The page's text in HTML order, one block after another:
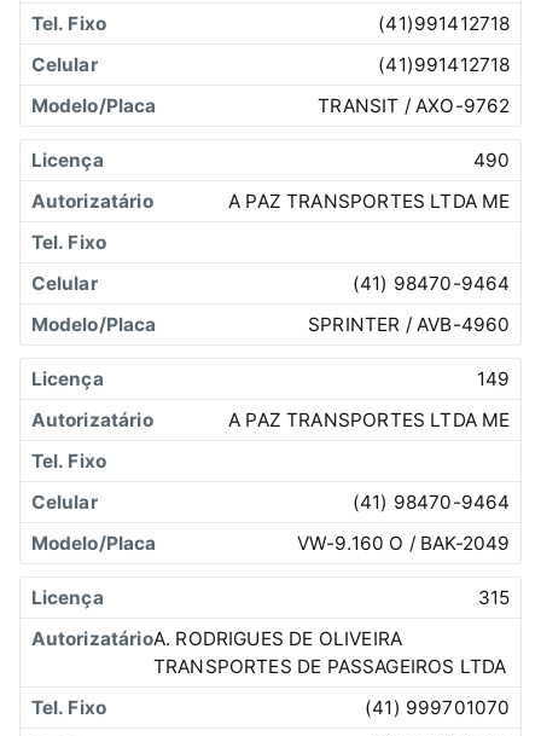
(41)991412718
(41)991412718
TRANSIT / AXO-9762
490
A PAZ TRANSPORTES LTDA ME
(41) 98470-9464
SPRINTER / AVB-4960
149
A PAZ TRANSPORTES LTDA ME
(41) 98470-9464
VW-9.160 O / BAK-2049
315
A. RODRIGUES DE OLIVEIRA
TRANSPORTES DE PASSAGEIROS LTDA
(41) 999701070